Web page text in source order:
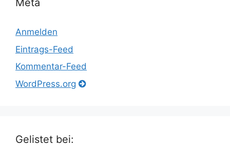
Meta
Anmelden
Eintrags-Feed
Kommentar-Feed
WordPress.org
Gelistet bei: